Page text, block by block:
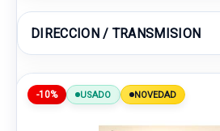
DIRECCION / TRANSMISION
-10% USADO NOVEDAD